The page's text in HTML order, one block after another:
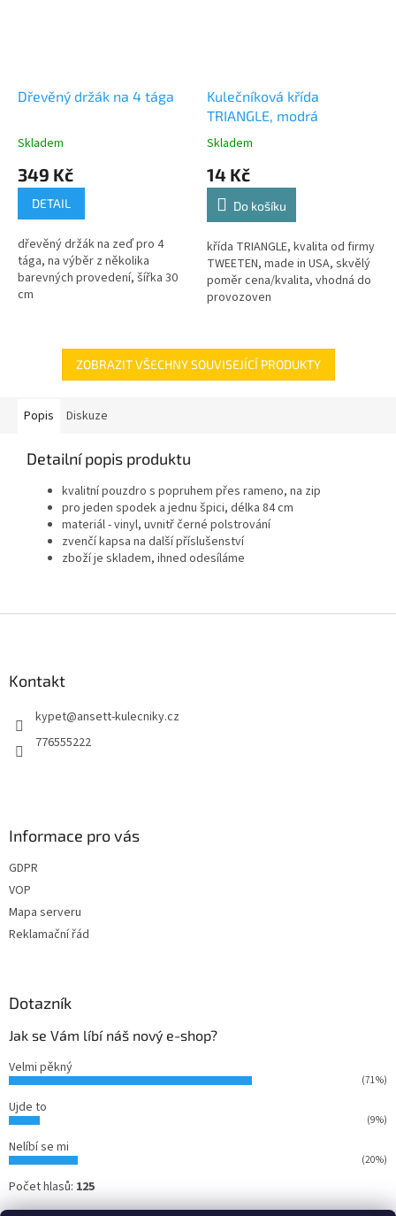
Dřevěný držák na 4 tága
Skladem
349 Kč
DETAIL
dřevěný držák na zeď pro 4
tága, na výběr z několika
barevných provedení, šířka 30
cm
Kulečníková křída
TRIANGLE, modrá
Skladem
14 Kč
Do košíku
křída TRIANGLE, kvalita od firmy
TWEETEN, made in USA, skvělý
poměr cena/kvalita, vhodná do
provozoven
ZOBRAZIT VŠECHNY SOUVISEJÍCÍ PRODUKTY
Popis Diskuze
Detailní popis produktu
kvalitní pouzdro s popruhem přes rameno, na zip
pro jeden spodek a jednu špici, délka 84 cm
materiál - vinyl, uvnitř černé polstrování
zvenčí kapsa na další příslušenství
zboží je skladem, ihned odesíláme
Kontakt
kypet@ansett-kulecniky.cz
776555222
Informace pro vás
GDPR
VOP
Mapa serveru
Reklamační řád
Dotazník
Jak se Vám líbí náš nový e-shop?
Velmi pěkný
(71%)
Ujde to
(9%)
Nelíbí se mi
(20%)
Počet hlasů: 125